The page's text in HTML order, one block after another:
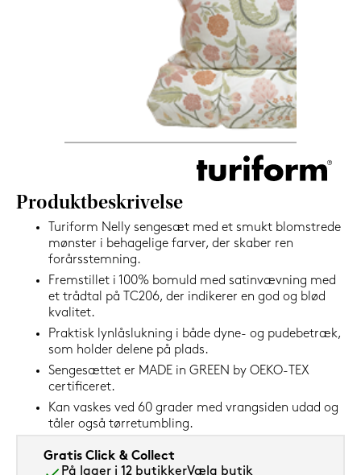
Produktbeskrivelse
Turiform Nelly sengesæt med et smukt blomstrede
mønster i behagelige farver, der skaber ren
forårsstemning.
Fremstillet i 100% bomuld med satinvævning med
et trådtal på TC206, der indikerer en god og blød
kvalitet.
Praktisk lynlåslukning i både dyne- og pudebetræk,
som holder delene på plads.
Sengesættet er MADE in GREEN by OEKO-TEX
certificeret.
Kan vaskes ved 60 grader med vrangsiden udad og
tåler også tørretumbling.
Gratis Click & Collect
På lager i 12 butikkerVælg butik